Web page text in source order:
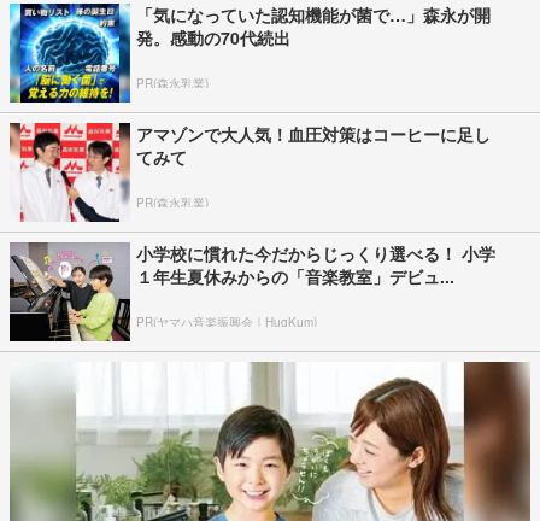
「気になっていた認知機能が菌で…」森永が開
発。感動の70代続出
PR(森永乳業)
アマゾンで大人気！血圧対策はコーヒーに足し
てみて
PR(森永乳業)
小学校に慣れた今だからじっくり選べる！ 小学
１年生夏休みからの「音楽教室」デビュ...
PR(ヤマハ音楽振興会｜HugKum)